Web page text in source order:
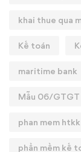
khai thue qua
Kế toán
maritime bank
Mẫu 06/GTGT
phan mem htkk
phần mềm kế